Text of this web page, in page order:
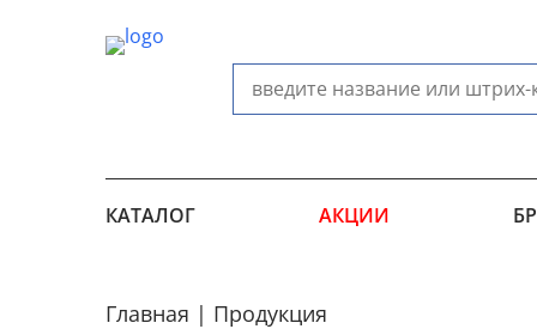
КАТАЛОГ АКЦИИ
Главная Продукция